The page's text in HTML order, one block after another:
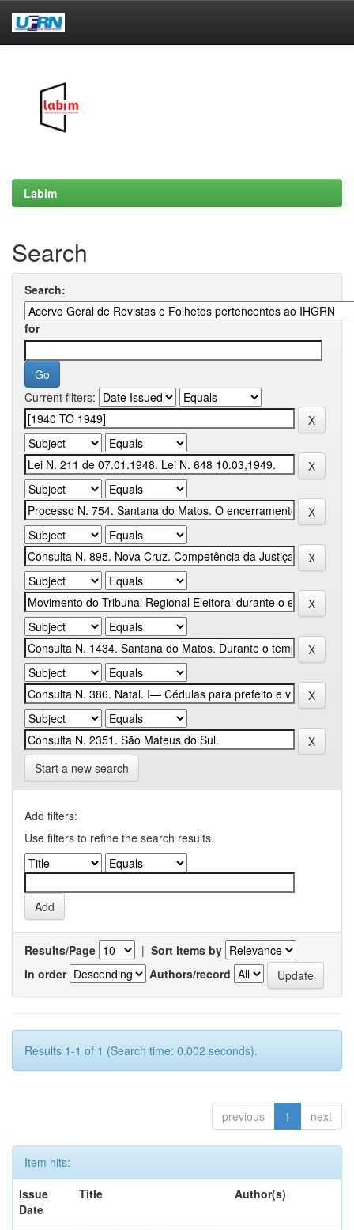
Labim
Search
Search:
for
Current filters:
Start a new search
Add filters:
Use filters to refine the search results.
Results/Page | Sort items by
In order
Authors/record
Results 1-1 of 1 (Search time: 0.002 seconds).
previous 1 next
Item hits:
Issue
Date
Title Author(s)